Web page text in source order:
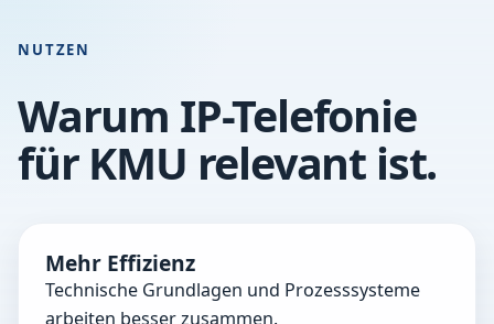
NUTZEN
Warum IP-Telefonie
für KMU relevant ist.
Mehr Effizienz
Technische Grundlagen und Prozesssysteme
arbeiten besser zusammen.